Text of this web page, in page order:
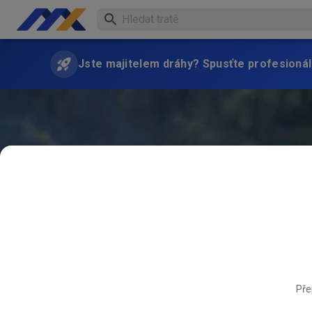
Jste majitelem dráhy? Spusťte